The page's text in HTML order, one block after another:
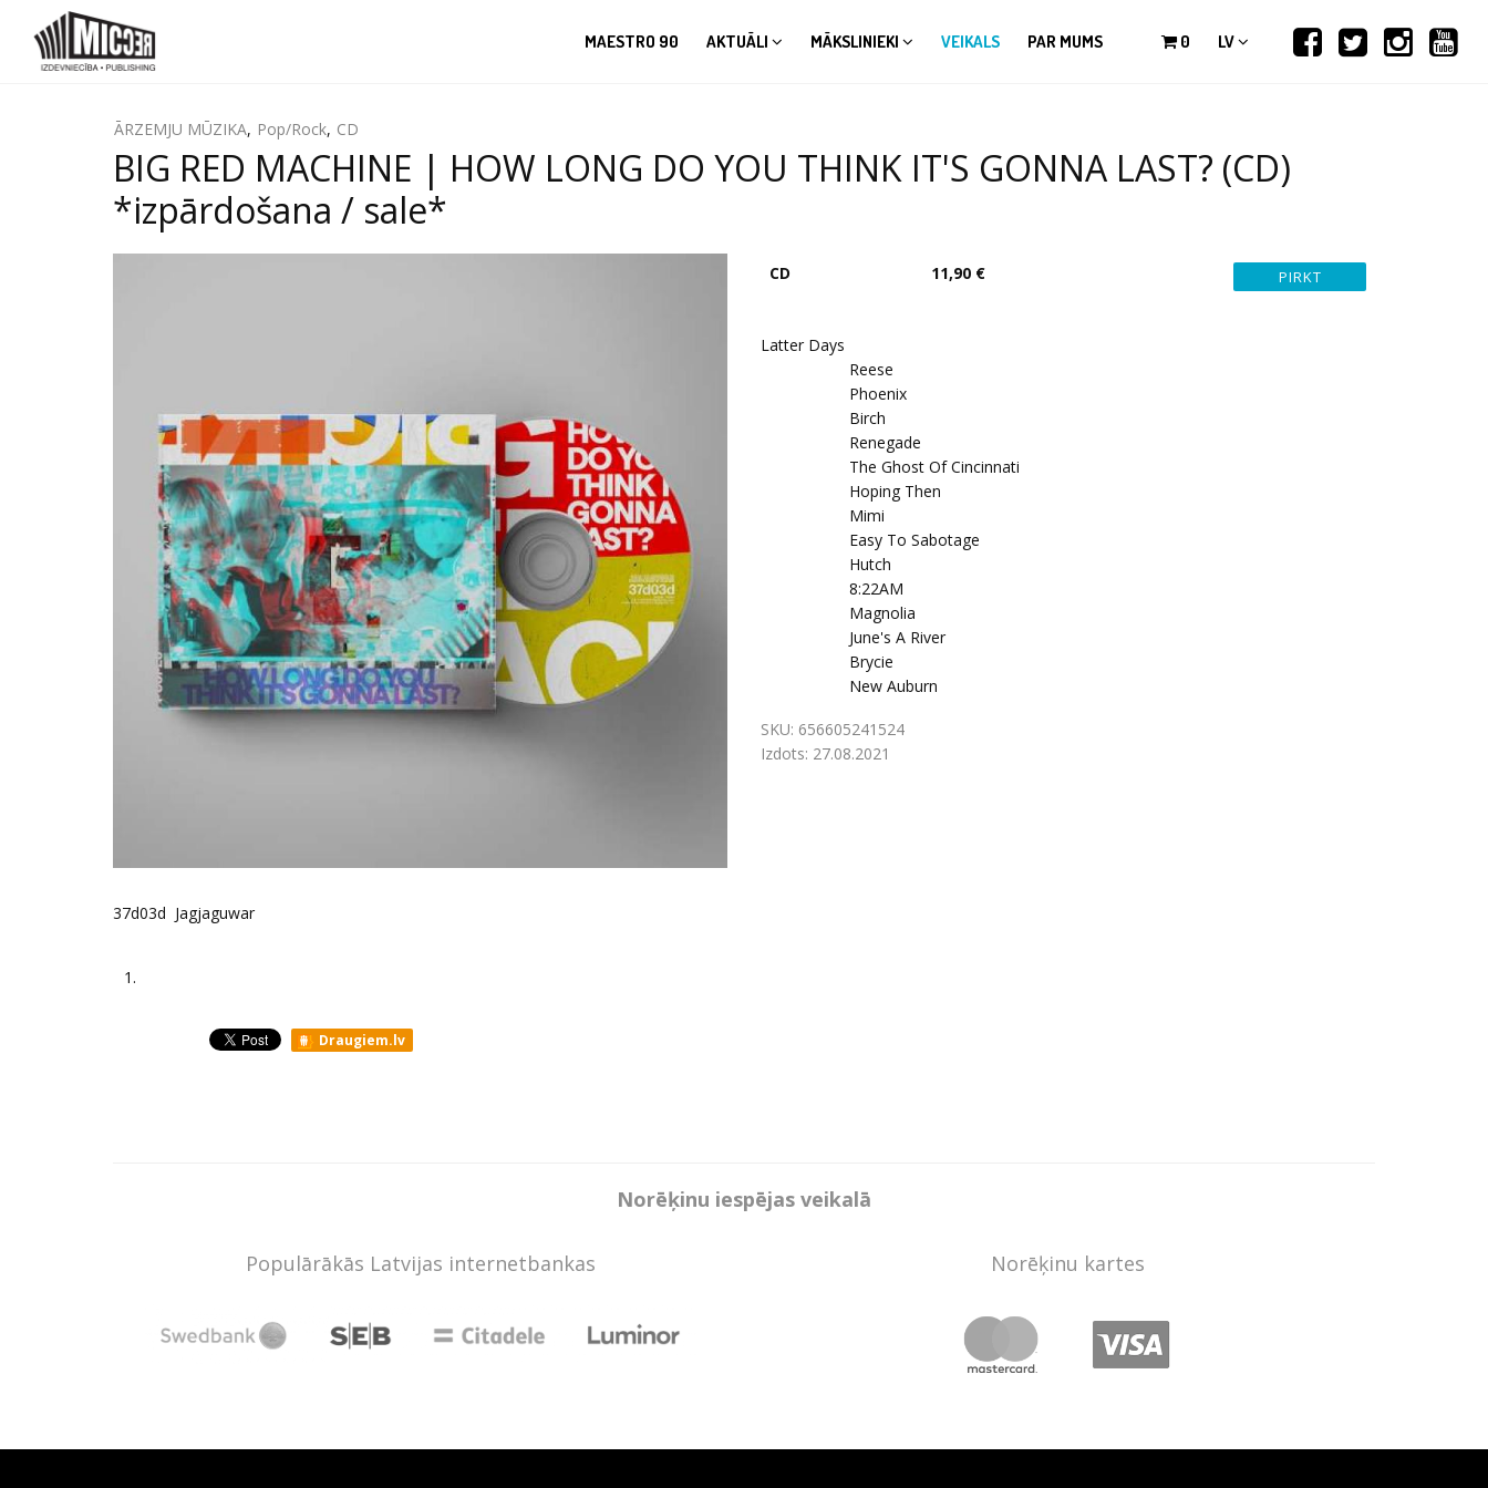
MAESTRO 90 AKTUĀLI MĀKSLINIEKI VEIKALS PAR MUMS 0 LV
ĀRZEMJU MŪZIKA, Pop/Rock, CD
BIG RED MACHINE | HOW LONG DO YOU THINK IT'S GONNA LAST? (CD)
*izpārdošana / sale*
CD 11,90 €
Latter Days
Reese
Phoenix
Birch
Renegade
The Ghost Of Cincinnati
Hoping Then
Mimi
Easy To Sabotage
Hutch
8:22AM
Magnolia
June's A River
Brycie
New Auburn
SKU: 656605241524
Izdots: 27.08.2021
37d03d Jagjaguwar
1.
Draugiem.lv
Norēķinu iespējas veikalā
Populārākās Latvijas internetbankas Norēķinu kartes